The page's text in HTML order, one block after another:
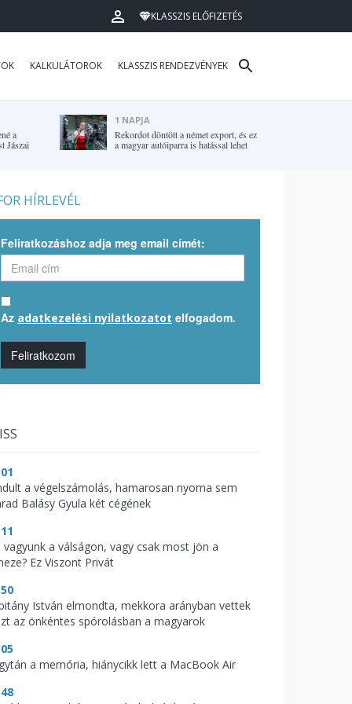
KLASSZIS ELŐFIZETÉS
KALKULÁTOROK KLASSZIS RENDEZVÉNYEK
a
Jászai
1 NAPJA
Rekordot döntött a német export, és ez
a magyar autóiparra is hatással lehet
HÍRLEVÉL
Feliratkozáshoz adja meg email címét:
Az adatkezelési nyilatkozatot elfogadom.
Feliratkozom
a végelszámolás, hamarosan nyoma sem
Balásy Gyula két cégének
vagyunk a válságon, vagy csak most jön a
Ez Viszont Privát
István elmondta, mekkora arányban vettek
az önkéntes spórolásban a magyarok
a memória, hiánycikk lett a MacBook Air